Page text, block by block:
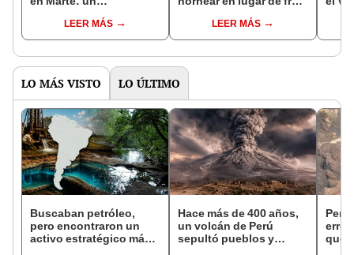
podría revelar el pasado
del planeta rojo
LEER MÁS
enfermedades crónicas
LEER MÁS
LO MÁS VISTO LO ÚLTIMO
Buscaban petróleo,
pero encontraron un
activo estratégico más
Hace más de 400 años,
un volcán de Perú
sepultó pueblos y
error
que